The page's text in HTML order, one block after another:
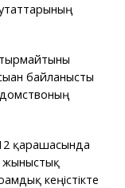
байланысты
қарашасында
жыныстық
кеңістікте